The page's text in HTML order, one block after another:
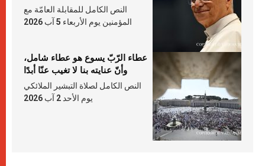
النص الكامل للمقابلة العامّة مع
المؤمنين يوم الأربعاء 5 آب 2026
عطاء الرّبّ يسوع هو عطاء شامل،
وأنّ عنايته بنا لا تغيب عنّا أبدًا
النص الكامل لصلاة التبشير الملائكي
يوم الأحد 2 آب 2026